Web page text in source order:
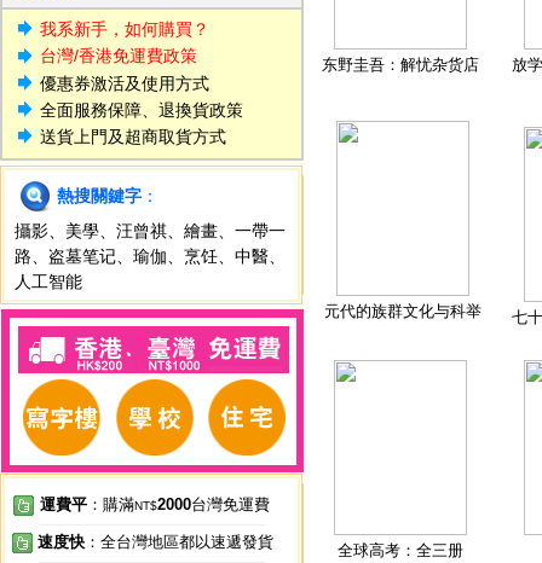
我系新手，如何購買？
台灣/香港免運費政策
優惠券激活及使用方式
全面服務保障、退換貨政策
送貨上門及超商取貨方式
熱搜關鍵字 ：
攝影
美學 汪曾祺 繪畫
一帶一
路
盗墓笔记 瑜伽 烹饪 中醫
人工智能
運費平 ：購滿NT$2000台灣免運費
速度快 ：全台灣地區都以速遞發貨
东野圭吾：解忧杂货店 放
元代的族群文化与科举 七
全球高考：全三册